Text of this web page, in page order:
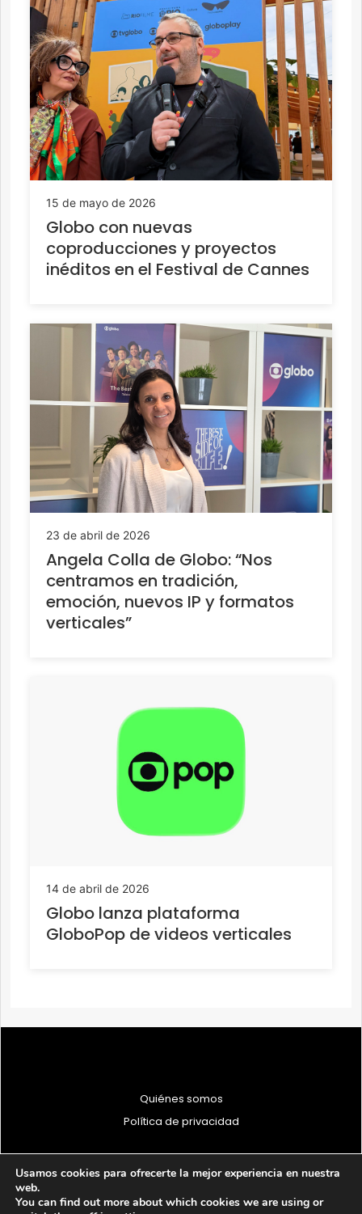
15 de mayo de 2026
Globo con nuevas
coproducciones y proyectos
inéditos en el Festival de Cannes
23 de abril de 2026
Angela Colla de Globo: “Nos
centramos en tradición,
emoción, nuevos IP y formatos
verticales”
14 de abril de 2026
Globo lanza plataforma
GloboPop de videos verticales
Quiénes somos
Política de privacidad
Usamos cookies para ofrecerte la mejor experiencia en nuestra
web.
You can find out more about which cookies we are using or